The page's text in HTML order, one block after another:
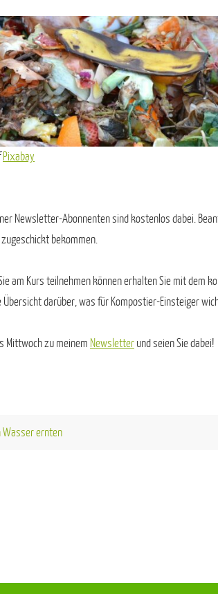
Pixabay
Newsletter-Abonnenten sind kostenlos dabei.
bekommen.
am Kurs teilnehmen können erhalten Sie mit dem
Übersicht darüber, was für Kompostier-Einsteiger
Mittwoch zu meinem Newsletter und seien Sie dabei!
Wasser ernten